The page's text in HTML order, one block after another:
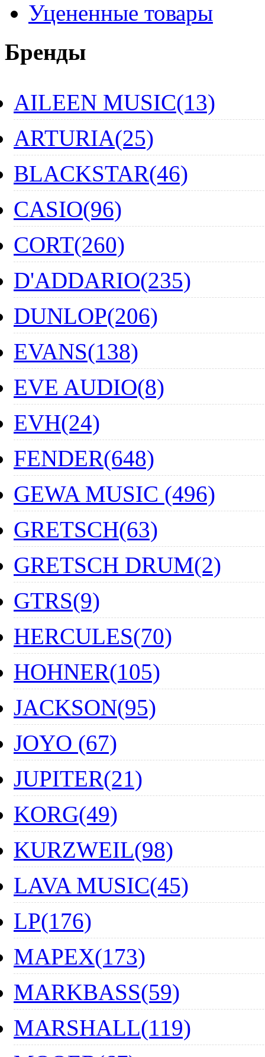
Уцененные товары
Бренды
AILEEN MUSIC(13)
ARTURIA(25)
BLACKSTAR(46)
CASIO(96)
CORT(260)
D'ADDARIO(235)
DUNLOP(206)
EVANS(138)
EVE AUDIO(8)
EVH(24)
FENDER(648)
GEWA MUSIC (496)
GRETSCH(63)
GRETSCH DRUM(2)
GTRS(9)
HERCULES(70)
HOHNER(105)
JACKSON(95)
JOYO (67)
JUPITER(21)
KORG(49)
KURZWEIL(98)
LAVA MUSIC(45)
LP(176)
MAPEX(173)
MARKBASS(59)
MARSHALL(119)